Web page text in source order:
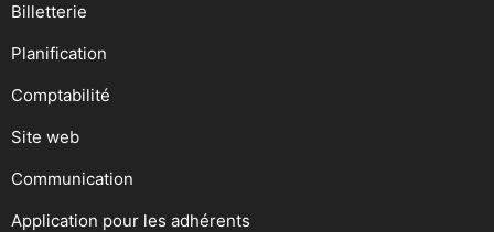
Billetterie
Planification
Comptabilité
Site web
Communication
Application pour les adhérents